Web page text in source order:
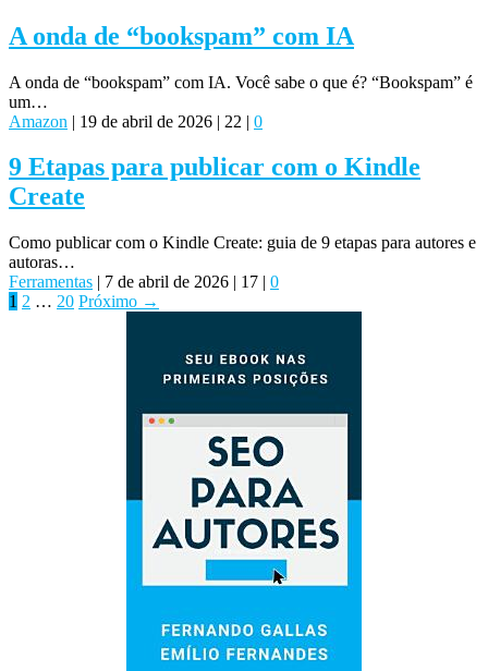
A onda de “bookspam” com IA
A onda de “bookspam” com IA. Você sabe o que é? “Bookspam” é
um…
Amazon | 19 de abril de 2026 | 22 | 0
9 Etapas para publicar com o Kindle
Create
Como publicar com o Kindle Create: guia de 9 etapas para autores e
autoras…
Ferramentas | 7 de abril de 2026 | 17 | 0
1 2 … 20 Próximo →